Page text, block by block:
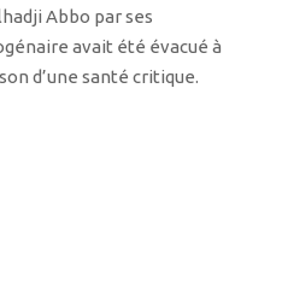
Abbo par ses
avait été évacué à
d’une santé critique.